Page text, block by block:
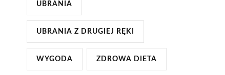
UBRANIA
UBRANIA Z DRUGIEJ RĘKI
WYGODA ZDROWA DIETA